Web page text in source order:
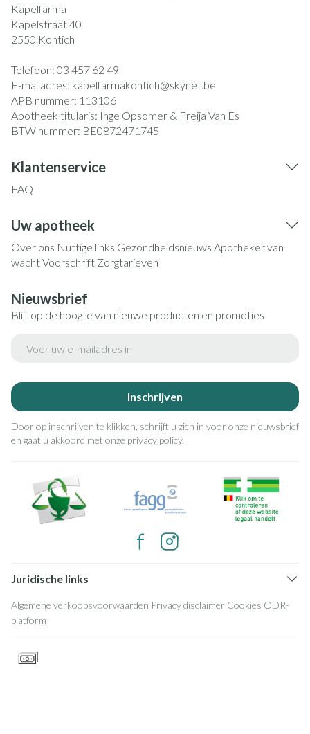
Kapelfarma
Kapelstraat 40
2550 Kontich
Telefoon: 03 457 62 49
E-mailadres: kapelfarmakontich@skynet.be
APB nummer: 113106
Apotheek titularis: Inge Opsomer & Freija Van Es
BTW nummer: BE0872471745
Klantenservice
FAQ
Uw apotheek
Over ons Nuttige links Gezondheidsnieuws Apotheker van
wachtVoorschrift Zorgtarieven
Nieuwsbrief
Blijf op de hoogte van nieuwe producten en promoties
Inschrijven
Door op inschrijven te klikken, schrijft u zich in voor onze nieuwsbrief
en gaat u akkoord met onze privacy policy.
Juridische links
Algemene verkoopsvoorwaarden Privacy disclaimer Cookies ODR-
platform